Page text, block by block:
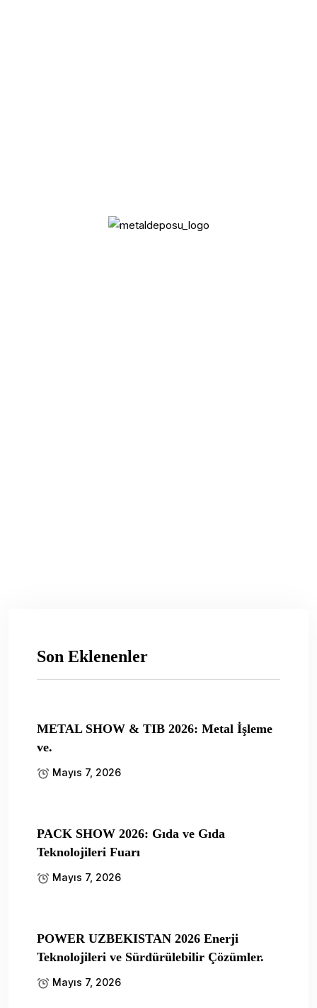
Son Eklenenler
METAL SHOW & TIB 2026: Metal İşleme
ve.
Mayıs 7, 2026
PACK SHOW 2026: Gıda ve Gıda
Teknolojileri Fuarı
Mayıs 7, 2026
POWER UZBEKISTAN 2026 Enerji
Teknolojileri ve Sürdürülebilir Çözümler.
Mayıs 7, 2026